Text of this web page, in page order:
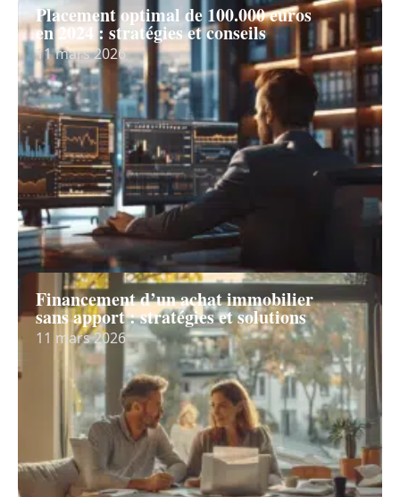
Placement optimal de 100.000 euros
en 2024 : stratégies et conseils
11 mars 2026
Financement d’un achat immobilier
sans apport : stratégies et solutions
11 mars 2026